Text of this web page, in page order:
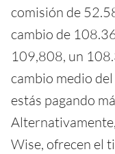
comisión de
cambio de
109,808, un
cambio medio
estás pagando
Wise, ofrecen el